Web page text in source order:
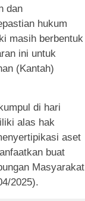
dan
hukum
masih berbentuk
ini untuk
(Kantah)
di hari
alas hak
aset
buat
Masyarakat
2025).